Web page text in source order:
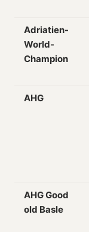
Adriatien-
World-
Champion
AHG
AHG Good
old Basle